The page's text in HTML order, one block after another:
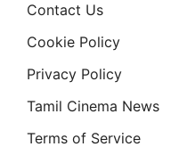
Contact Us
Cookie Policy
Privacy Policy
Tamil Cinema News
Terms of Service